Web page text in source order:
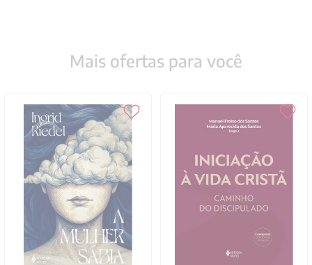
Mais ofertas para você